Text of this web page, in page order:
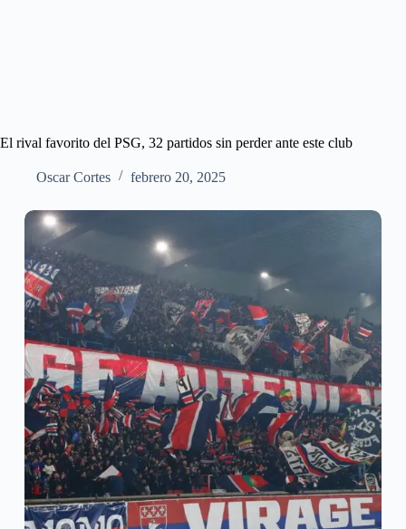
El rival favorito del PSG, 32 partidos sin perder ante este club
Oscar Cortes febrero 20, 2025